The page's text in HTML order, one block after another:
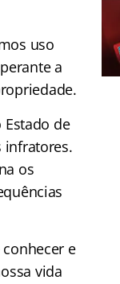
uso
a
de
infratores.
os
e
vida